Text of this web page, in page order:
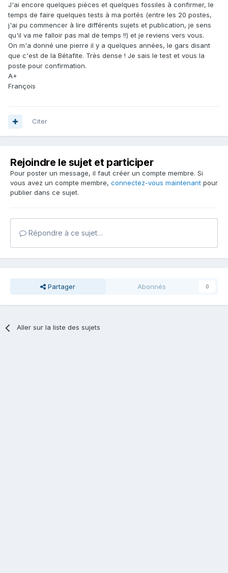
J'ai encore quelques pièces et quelques fossiles à confirmer, le
temps de faire quelques tests à ma portés (entre les 20 postes,
j'ai pu commencer à lire différents sujets et publication, je sens
qu'il va me falloir pas mal de temps !!) et je reviens vers vous.
On m'a donné une pierre il y a quelques années, le gars disant
que c'est de la Bétafite. Très dense ! Je sais le test et vous la
poste pour confirmation.
A+
François
Citer
Rejoindre le sujet et participer
Pour poster un message, il faut créer un compte membre. Si
vous avez un compte membre, connectez-vous maintenant pour
publier dans ce sujet.
Répondre à ce sujet…
Partager Abonnés 0
Aller sur la liste des sujets